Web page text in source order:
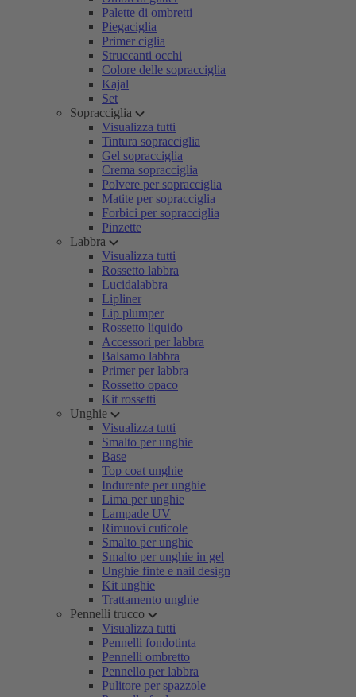
Palette di ombretti
Piegaciglia
Primer ciglia
Struccanti occhi
Colore delle sopracciglia
Kajal
Set
Sopracciglia
Visualizza tutti
Tintura sopracciglia
Gel sopracciglia
Crema sopracciglia
Polvere per sopracciglia
Matite per sopracciglia
Forbici per sopracciglia
Pinzette
Labbra
Visualizza tutti
Rossetto labbra
Lucidalabbra
Lipliner
Lip plumper
Rossetto liquido
Accessori per labbra
Balsamo labbra
Primer per labbra
Rossetto opaco
Kit rossetti
Unghie
Visualizza tutti
Smalto per unghie
Base
Top coat unghie
Indurente per unghie
Lima per unghie
Lampade UV
Rimuovi cuticole
Smalto per unghie
Smalto per unghie in gel
Unghie finte e nail design
Kit unghie
Trattamento unghie
Pennelli trucco
Visualizza tutti
Pennelli fondotinta
Pennelli ombretto
Pennello per labbra
Pulitore per spazzole